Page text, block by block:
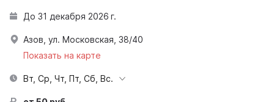
До 31 декабря 2026 г.
Азов, ул. Московская, 38/40
Показать на карте
Вт, Ср, Чт, Пт, Сб, Вс.